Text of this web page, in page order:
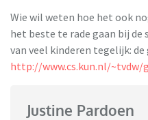
Wie wil weten hoe het ook
het beste te rade gaan bij
van veel kinderen tegelijk:
http://www.cs.kun.nl/~tvdw/
Justine Pardoen